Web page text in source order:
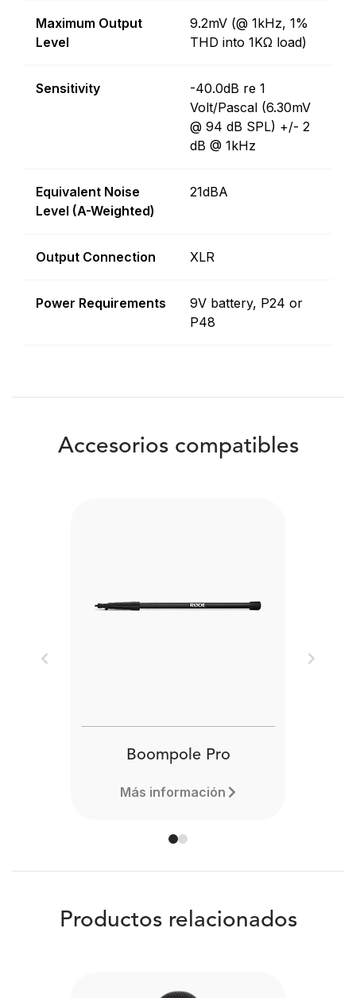
Maximum Output
Level
9.2mV (@ 1kHz, 1%
THD into 1KΩ load)
Sensitivity
-40.0dB re 1
Volt/Pascal (6.30mV
@ 94 dB SPL) +/- 2
dB @ 1kHz
Equivalent Noise
Level (A-Weighted)
21dBA
Output Connection XLR
Power Requirements
9V battery, P24 or
P48
Accesorios compatibles
Boompole Pro
Más información
Previous Next
Productos relacionados